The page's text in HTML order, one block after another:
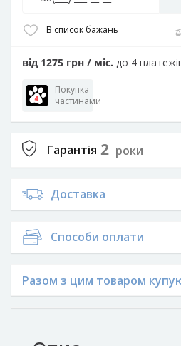
В список бажань
від 1275 грн / міс. до 4
Покупка
частинами
Гарантія 2 роки
Доставка
Способи оплати
Разом з цим товаром